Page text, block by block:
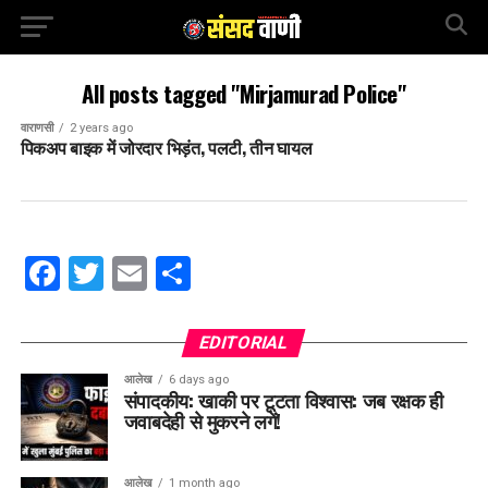
All posts tagged "Mirjamurad Police"
वाराणसी 2 years ago
पिकअप बाइक में जोरदार भिड़ंत, पलटी, तीन घायल
Facebook
Twitter
EmailShare
EDITORIAL
आलेख 6 days ago
संपादकीय: खाकी पर टूटता विश्वास: जब रक्षक ही
जवाबदेही से मुकरने लगें!
आलेख 1 month ago